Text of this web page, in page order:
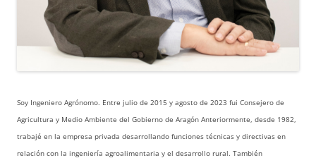
Soy Ingeniero Agrónomo. Entre julio de 2015 y agosto de 2023 fui Consejero de
Agricultura y Medio Ambiente del Gobierno de Aragón Anteriormente, desde 1982,
trabajé en la empresa privada desarrollando funciones técnicas y directivas en
relación con la ingeniería agroalimentaria y el desarrollo rural. También